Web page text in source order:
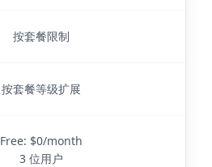
按套餐限制
按套餐等级扩展
Free: $0/month
3 位用户